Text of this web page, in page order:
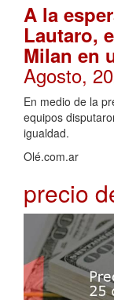
A la
Lautaro,
Milan en
Agosto,
En medio de la
equipos
igualdad.
Olé.com.ar
precio